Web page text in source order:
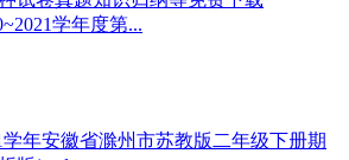
学年度第...
学年安徽省滁州市苏教版二年级下册期